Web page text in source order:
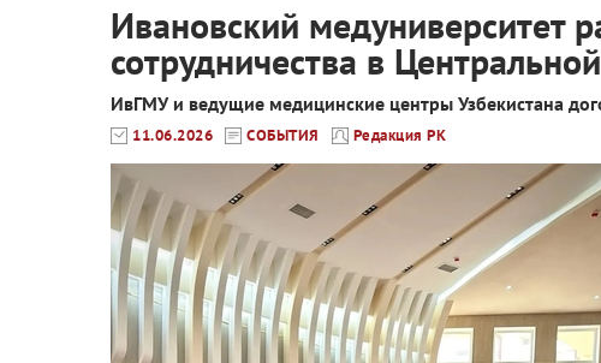
Ивановский медуниверситет
сотрудничества в
ИвГМУ и ведущие медицинские центры Узбекистана
11.06.2026 СОБЫТИЯ Редакция РК